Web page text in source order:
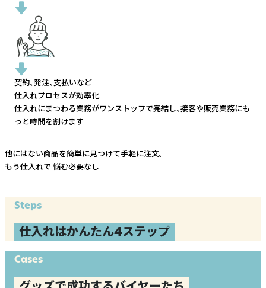
契約、発注、支払いなど
仕入れプロセスが効率化
仕入れにまつわる業務がワンストップで完結し、接客や販売業務にも
っと時間を割けます
他にはない商品を簡単に見つけて手軽に注文。
もう仕入れで 悩む必要なし
Steps
仕入れはかんたん4ステップ
Cases